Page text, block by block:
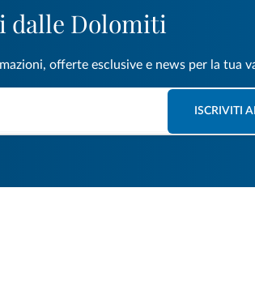
dalle Dolomiti
offerte esclusive e news per la tua
ISCRIVITI